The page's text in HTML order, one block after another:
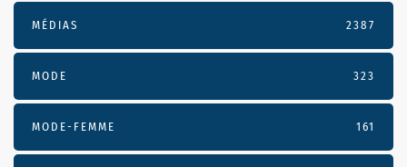
MÉDIAS 2387
MODE 323
MODE-FEMME 161